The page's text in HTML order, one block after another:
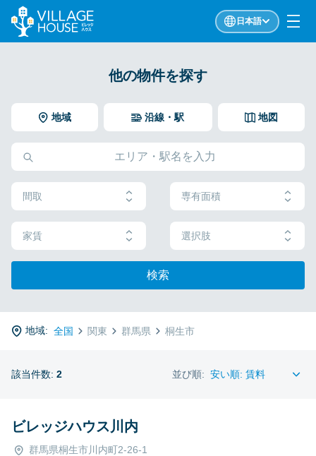
日本語
他の物件を探す
地域 地図
沿線・駅
間取 専有面積
家賃 選択肢
検索
地域: 全国 関東 群馬県 桐生市
該当件数: 2 並び順:
ビレッジハウス川内
群馬県桐生市川内町2-26-1